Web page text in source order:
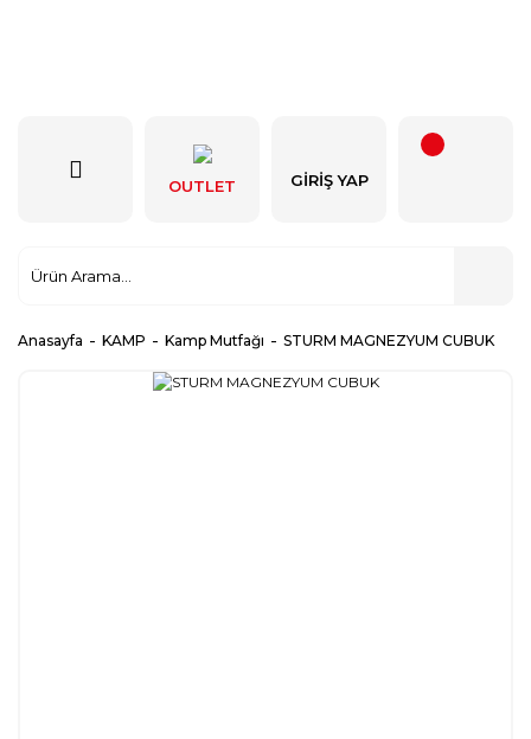
OUTLET GIRIŞ YAP
Anasayfa KAMP Kamp Mutfağı STURM MAGNEZYUM CUBUK